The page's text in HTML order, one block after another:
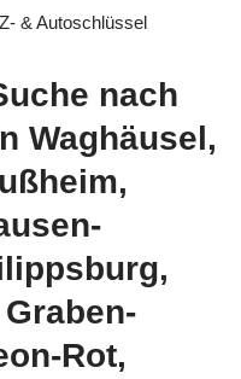
& Autoschlüssel
nach
Waghäusel,
Rot,